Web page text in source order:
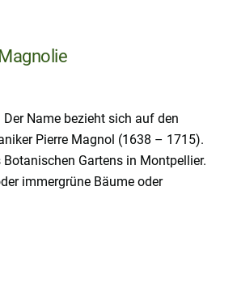
Name bezieht sich auf den
Pierre Magnol (1638 – 1715).
Botanischen Gartens in Montpellier.
immergrüne Bäume oder